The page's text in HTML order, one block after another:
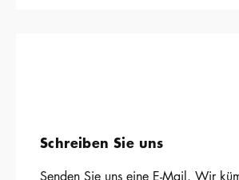
Schreiben Sie uns
Senden Sie uns eine E-Mail. Wir